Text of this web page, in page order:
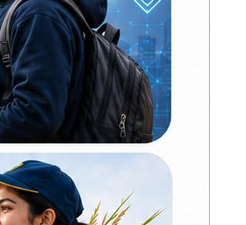
भिडभाड लुकाउन
सिभिल अस्पतालमा
फोटो–भिडियो खिच्न
रोक
ग्वार्को फ्लाईओभरमा
बस दुर्घटना : एक
महिलाको मृत्यु, ६
जना घाइते